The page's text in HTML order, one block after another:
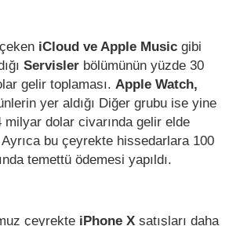
iCloud ve Apple Music gibi
Servisler bölümünün yüzde 30
gelir toplaması. Apple Watch,
yer aldığı Diğer grubu ise yine
milyar dolar civarında gelir elde
bu çeyrekte hissedarlara 100
temettü ödemesi yapıldı.
çeyrekte iPhone X satışları daha